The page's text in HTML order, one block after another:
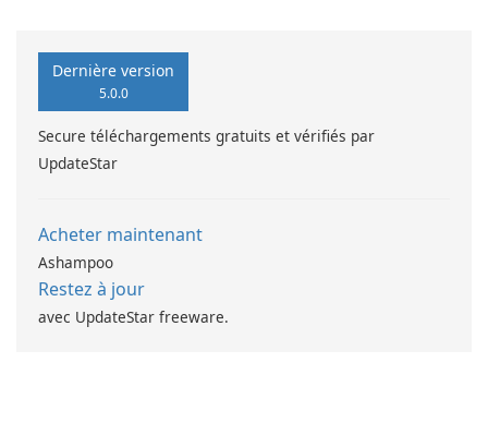
Dernière version
5.0.0
Secure téléchargements gratuits et vérifiés par
UpdateStar
Acheter maintenant
Ashampoo
Restez à jour
avec UpdateStar freeware.